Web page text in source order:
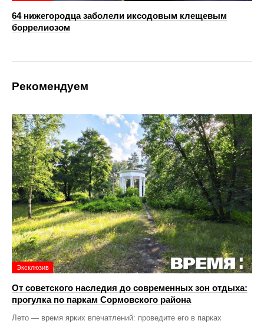
64 нижегородца заболели иксодовым клещевым
боррелиозом
Рекомендуем
Эксклюзив
От советского наследия до современных зон отдыха:
прогулка по паркам Сормовского района
Лето — время ярких впечатлений: проведите его в парках